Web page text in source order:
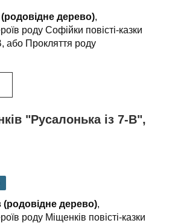
дерево),
роду Софійки повісті-казки
або Прокляття роду
"Русалонька iз 7-В",
(родовідне дерево),
роду Міщенків повісті-казки